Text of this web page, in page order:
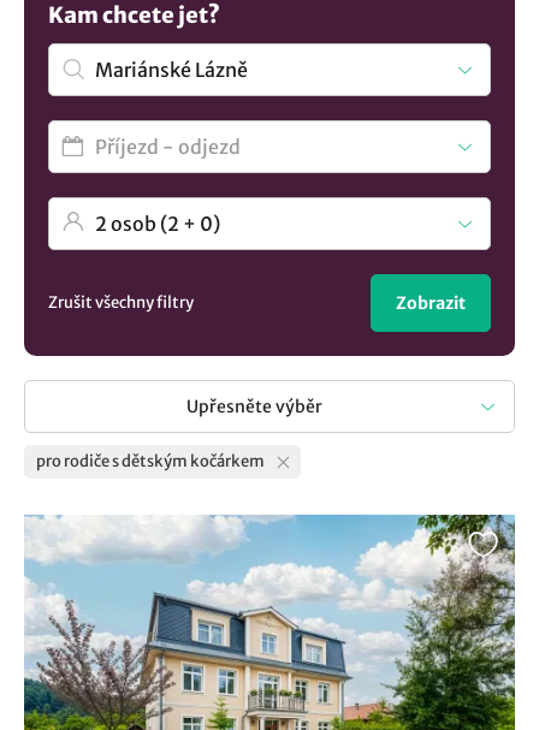
Kam chcete jet?
Zrušit všechny filtry Zobrazit
Upřesněte výběr
pro rodiče s dětským kočárkem